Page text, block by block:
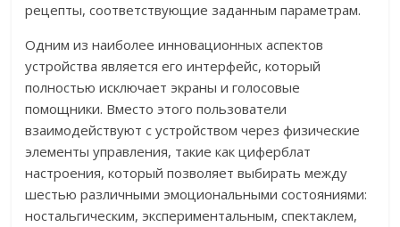
рецепты, соответствующие заданным параметрам.
Одним из наиболее инновационных аспектов
устройства является его интерфейс, который
полностью исключает экраны и голосовые
помощники. Вместо этого пользователи
взаимодействуют с устройством через физические
элементы управления, такие как циферблат
настроения, который позволяет выбирать между
шестью различными эмоциональными состояниями:
ностальгическим, экспериментальным, спектаклем,